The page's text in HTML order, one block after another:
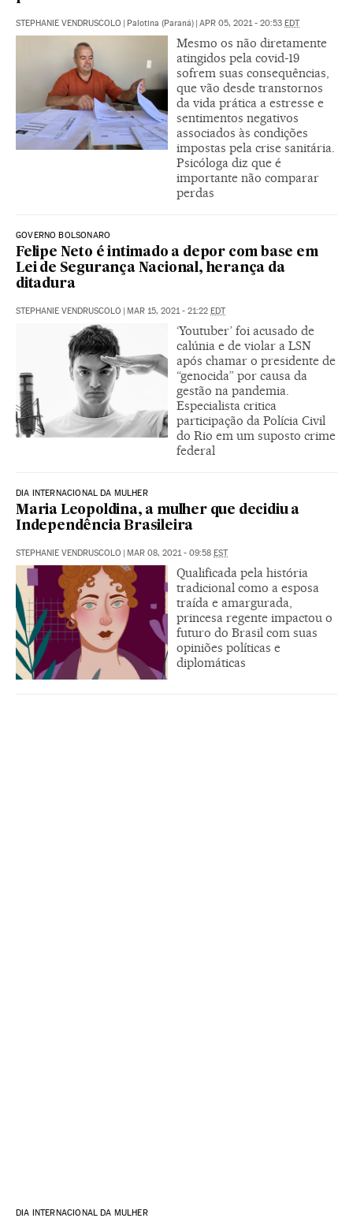
STEPHANIE VENDRUSCOLO Palotina (Paraná) APR 05, 2021 - 20:53 EDT
Mesmo os não diretamente
atingidos pela covid-19
sofrem suas consequências,
que vão desde transtornos
da vida prática a estresse e
sentimentos negativos
associados às condições
impostas pela crise sanitária.
Psicóloga diz que é
importante não comparar
perdas
GOVERNO BOLSONARO
Felipe Neto é intimado a depor com base em
Lei de Segurança Nacional, herança da
ditadura
STEPHANIE VENDRUSCOLO MAR 15, 2021 - 21:22 EDT
‘Youtuber’ foi acusado de
calúnia e de violar a LSN
após chamar o presidente de
“genocida” por causa da
gestão na pandemia.
Especialista critica
participação da Polícia Civil
do Rio em um suposto crime
federal
DIA INTERNACIONAL DA MULHER
Maria Leopoldina, a mulher que decidiu a
Independência Brasileira
STEPHANIE VENDRUSCOLO MAR 08, 2021 - 09:58 EST
Qualificada pela história
tradicional como a esposa
traída e amargurada,
princesa regente impactou o
futuro do Brasil com suas
opiniões políticas e
diplomáticas
DIA INTERNACIONAL DA MULHER